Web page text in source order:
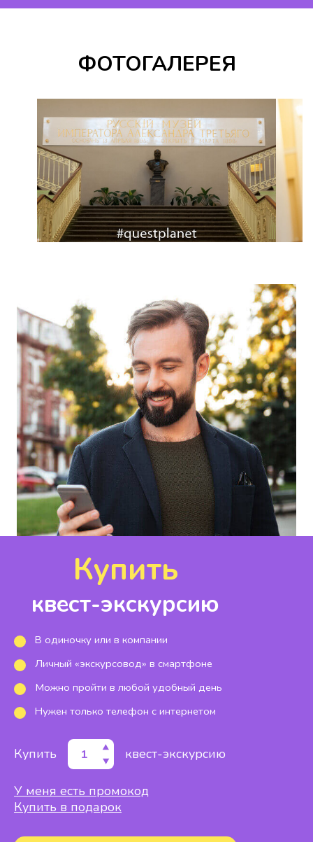
ФОТОГАЛЕРЕЯ
Купить
квест-экскурсию
В одиночку или в компании
Личный «экскурсовод» в смартфоне
Можно пройти в любой удобный день
Нужен только телефон с интернетом
Купить квест-экскурсию
У меня есть промокод
Купить в подарок